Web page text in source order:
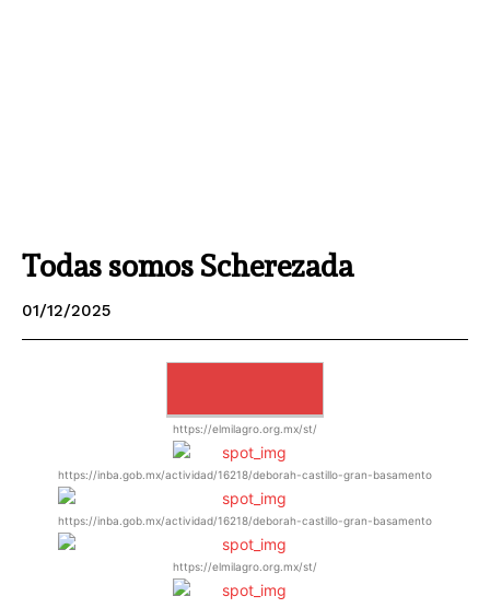
Todas somos Scherezada
01/12/2025
https://elmilagro.org.mx/st/
https://inba.gob.mx/actividad/16218/deborah-castillo-gran-basamento
https://inba.gob.mx/actividad/16218/deborah-castillo-gran-basamento
https://elmilagro.org.mx/st/